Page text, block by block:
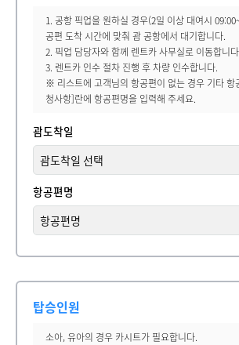
1. 공항 픽업을 원하실 경우(2일 이상 대여시
공편 도착 시간에 맞춰 괌 공항에서 대기합니다.
2. 픽업 담당자와 함께 렌트카 사무실로 이동합니
3. 렌트카 인수 절차 진행 후 차량 인수합니다.
※ 리스트에 고객님의 항공편이 없는 경우 기타 항
청사항]란에 항공편명을 입력해 주세요.
괌도착일
항공편명
탑승인원
소아, 유아의 경우 카시트가 필요합니다.